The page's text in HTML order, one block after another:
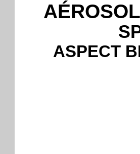
ASPECT